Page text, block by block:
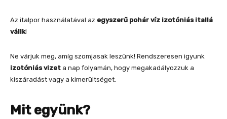
Az italpor használatával az egyszerű pohár víz izotóniás itallá
válik!
Ne várjuk meg, amíg szomjasak leszünk! Rendszeresen igyunk
izotóniás vizet a nap folyamán, hogy megakadályozzuk a
kiszáradást vagy a kimerültséget.
Mit együnk?